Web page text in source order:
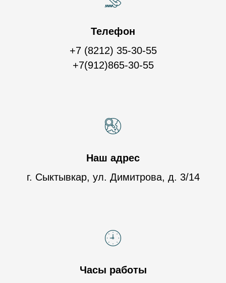
Телефон
+7 (8212) 35-30-55
+7(912)865-30-55
Наш адрес
г. Сыктывкар, ул. Димитрова, д. 3/14
Часы работы